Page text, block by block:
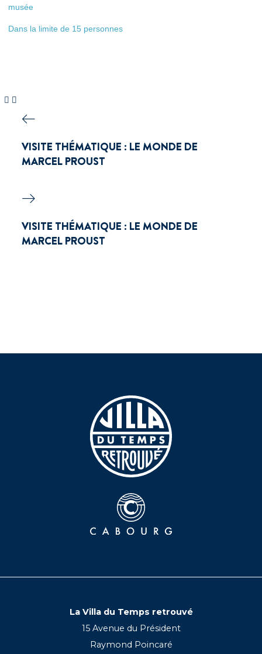
musée
Dans la limite de 15 personnes
VISITE THÉMATIQUE : LE MONDE DE
MARCEL PROUST
VISITE THÉMATIQUE : LE MONDE DE
MARCEL PROUST
La Villa du Temps retrouvé
15 Avenue du Président
Raymond Poincaré